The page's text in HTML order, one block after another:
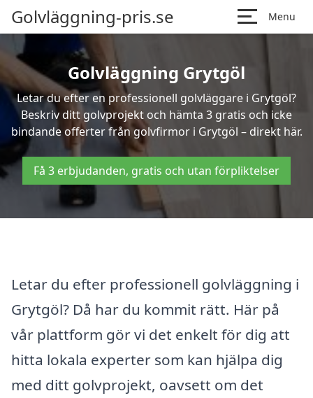
Golvläggning-pris.se Menu
Golvläggning Grytgöl
Letar du efter en professionell golvläggare i Grytgöl?
Beskriv ditt golvprojekt och hämta 3 gratis och icke
bindande offerter från golvfirmor i Grytgöl – direkt här.
Få 3 erbjudanden, gratis och utan förpliktelser
Letar du efter professionell golvläggning i
Grytgöl? Då har du kommit rätt. Här på
vår plattform gör vi det enkelt för dig att
hitta lokala experter som kan hjälpa dig
med ditt golvprojekt, oavsett om det